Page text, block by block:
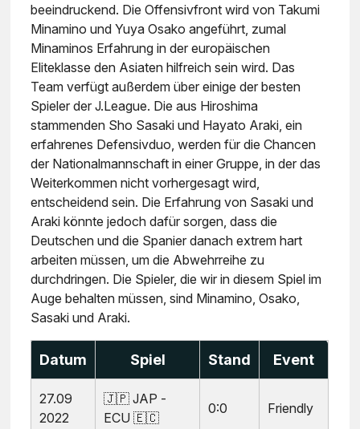
beeindruckend. Die Offensivfront wird von Takumi
Minamino und Yuya Osako angeführt, zumal
Minaminos Erfahrung in der europäischen
Eliteklasse den Asiaten hilfreich sein wird. Das
Team verfügt außerdem über einige der besten
Spieler der J.League. Die aus Hiroshima
stammenden Sho Sasaki und Hayato Araki, ein
erfahrenes Defensivduo, werden für die Chancen
der Nationalmannschaft in einer Gruppe, in der das
Weiterkommen nicht vorhergesagt wird,
entscheidend sein. Die Erfahrung von Sasaki und
Araki könnte jedoch dafür sorgen, dass die
Deutschen und die Spanier danach extrem hart
arbeiten müssen, um die Abwehrreihe zu
durchdringen. Die Spieler, die wir in diesem Spiel im
Auge behalten müssen, sind Minamino, Osako,
Sasaki und Araki.
Datum Spiel Stand Event
27.09
2022
🇯🇵 JAP -
ECU 🇪🇨
0:0 Friendly